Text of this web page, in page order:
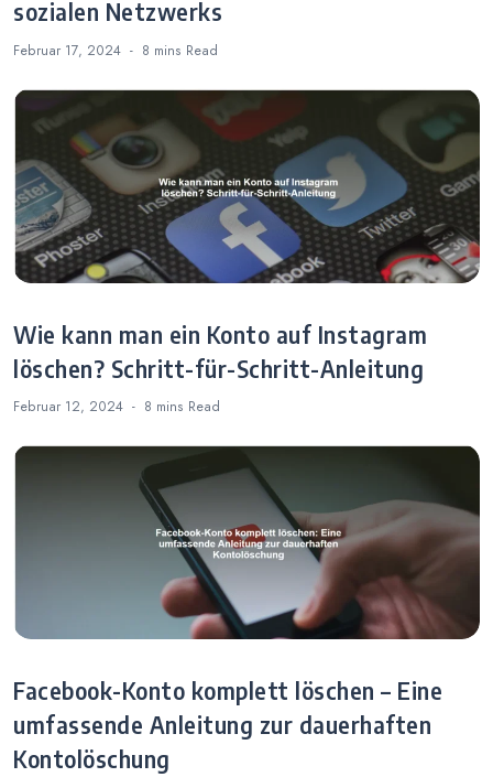
sozialen Netzwerks
Februar 17, 2024 8 mins Read
Wie kann man ein Konto auf Instagram
löschen? Schritt-für-Schritt-Anleitung
Februar 12, 2024 8 mins Read
Facebook-Konto komplett löschen – Eine
umfassende Anleitung zur dauerhaften
Kontolöschung